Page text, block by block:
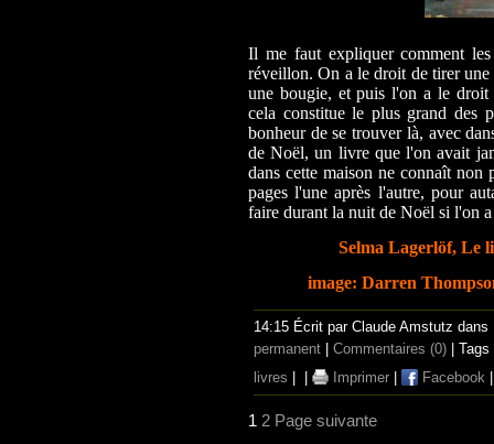
Il me faut expliquer comment
réveillon. On a le droit de tirer
une bougie, et puis l'on a le droit
cela constitue le plus grand des
bonheur de se trouver là, avec
de Noël, un livre que l'on avait
dans cette maison ne connaît
pages l'une après l'autre, pour
faire durant la nuit de Noël si l'on
Selma Lagerlöf, Le
image: Darren
14:15 Écrit par Claude Amstutz dans
permanent | Commentaires (0) |
livres | | Imprimer | Facebook
1 2 Page suivante